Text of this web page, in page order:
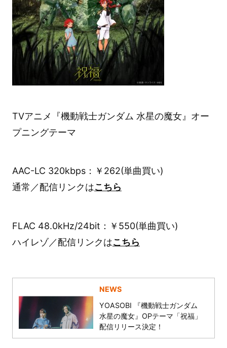
TVアニメ『機動戦士ガンダム 水星の魔女』オー
プニングテーマ
AAC-LC 320kbps：￥262(単曲買い)
通常／配信リンクはこちら
FLAC 48.0kHz/24bit：￥550(単曲買い)
ハイレゾ／配信リンクはこちら
NEWS
YOASOBI 『機動戦士ガンダム
水星の魔女』OPテーマ「祝福」
配信リリース決定！